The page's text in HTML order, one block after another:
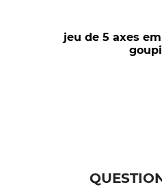
jeu de 5 axes